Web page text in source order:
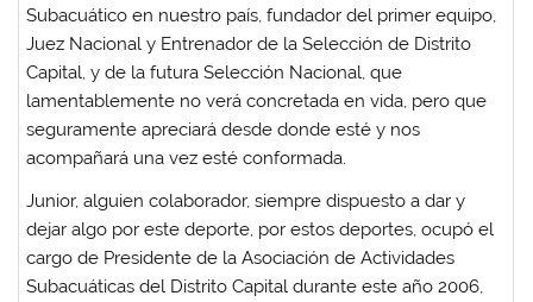
Subacuático en nuestro país, fundador del primer equipo,
Juez Nacional y Entrenador de la Selección de Distrito
Capital, y de la futura Selección Nacional, que
lamentablemente no verá concretada en vida, pero que
seguramente apreciará desde donde esté y nos
acompañará una vez esté conformada.
Junior, alguien colaborador, siempre dispuesto a dar y
dejar algo por este deporte, por estos deportes, ocupó el
cargo de Presidente de la Asociación de Actividades
Subacuáticas del Distrito Capital durante este año 2006,